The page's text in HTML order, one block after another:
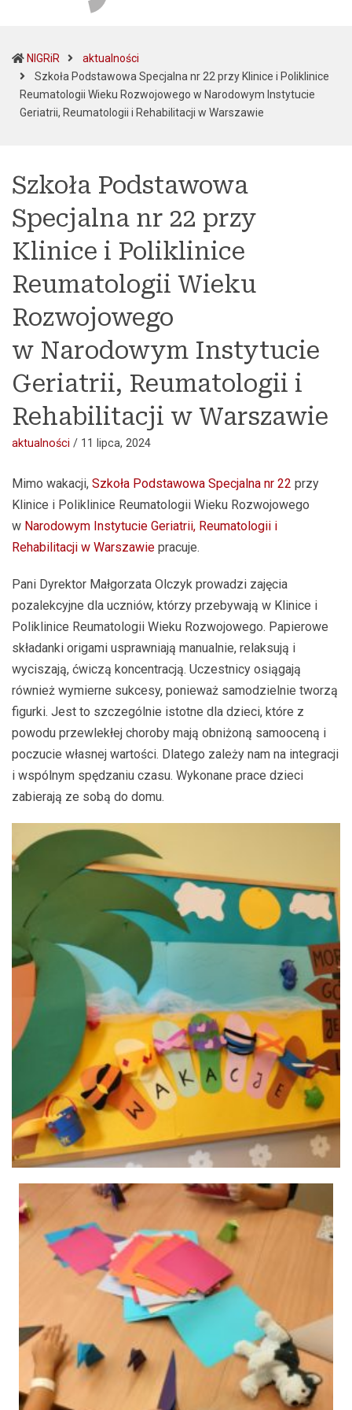
NIGRiR
aktualności
Szkoła Podstawowa Specjalna nr 22 przy Klinice i Poliklinice
Reumatologii Wieku Rozwojowego w Narodowym Instytucie
Geriatrii, Reumatologii i Rehabilitacji w Warszawie
Szkoła Podstawowa
Specjalna nr 22 przy
Klinice i Poliklinice
Reumatologii Wieku
Rozwojowego
w Narodowym Instytucie
Geriatrii, Reumatologii i
Rehabilitacji w Warszawie
aktualności / 11 lipca, 2024
Mimo wakacji, Szkoła Podstawowa Specjalna nr 22 przy
Klinice i Poliklinice Reumatologii Wieku Rozwojowego
w Narodowym Instytucie Geriatrii, Reumatologii i
Rehabilitacji w Warszawie pracuje.
Pani Dyrektor Małgorzata Olczyk prowadzi zajęcia
pozalekcyjne dla uczniów, którzy przebywają w Klinice i
Poliklinice Reumatologii Wieku Rozwojowego. Papierowe
składanki origami usprawniają manualnie, relaksują i
wyciszają, ćwiczą koncentracją. Uczestnicy osiągają
również wymierne sukcesy, ponieważ samodzielnie tworzą
figurki. Jest to szczególnie istotne dla dzieci, które z
powodu przewlekłej choroby mają obniżoną samooceną i
poczucie własnej wartości. Dlatego zależy nam na integracji
i wspólnym spędzaniu czasu. Wykonane prace dzieci
zabierają ze sobą do domu.